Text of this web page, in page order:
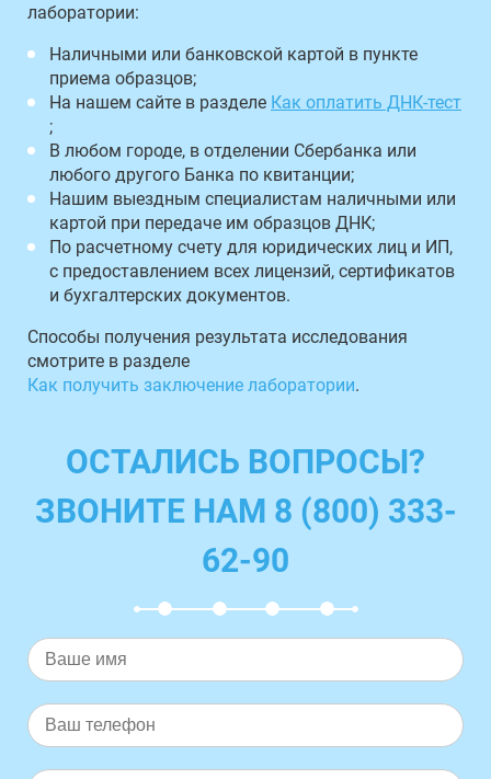
лаборатории:
Наличными или банковской картой в пункте
приема образцов;
На нашем сайте в разделе Как оплатить ДНК-тест
;
В любом городе, в отделении Сбербанка или
любого другого Банка по квитанции;
Нашим выездным специалистам наличными или
картой при передаче им образцов ДНК;
По расчетному счету для юридических лиц и ИП,
с предоставлением всех лицензий, сертификатов
и бухгалтерских документов.
Способы получения результата исследования
смотрите в разделе
Как получить заключение лаборатории.
ОСТАЛИСЬ ВОПРОСЫ?
ЗВОНИТЕ НАМ 8 (800) 333-
62-90